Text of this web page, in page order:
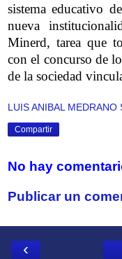
sistema educativo
nueva
Minerd, tarea que
con el concurso de
de la sociedad
LUIS ANIBAL MEDRANO
Compartir
No hay
Publicar un
‹